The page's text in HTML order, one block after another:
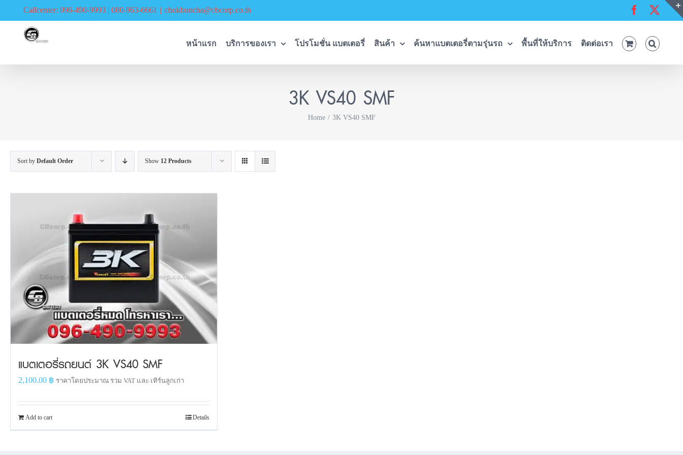
Callcenter: 096-490-9993 | 080-963-6661 | chokbuncha@cbcorp.co.th Facebook
หน้าแรก บริการของเรา โปรโมชั่น แบตเตอรี่ สินค้า ค้นหาแบตเตอรี่ตามรุ่นรถ พื้นที่ให้บริการ ติดต่อเรา
3K VS40 SMF
Home 3K VS40 SMF
Sort by Default Order Show 12 Products
แบตเตอรี่รถยนต์ 3K VS40 SMF
2,100.00 ฿ ราคาโดยประมาณ รวม VAT และ เทิร์นลูกเก่า
Add to cart Details